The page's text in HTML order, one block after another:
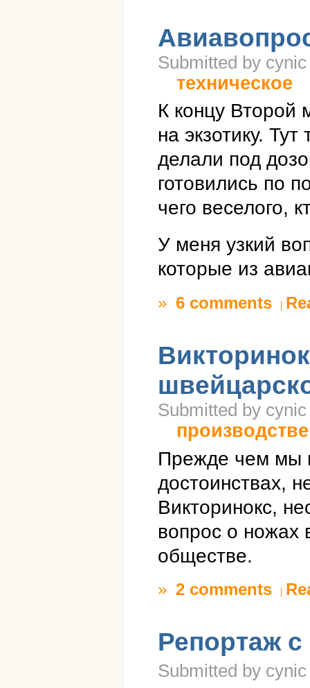
Submitted by
техническое
К концу Второй
на экзотику.
делали под
готовились по
чего веселого,
У меня узкий
которые из
» 6 comments
Submitted by
Прежде чем мы
достоинствах,
Викторинокс,
вопрос о ножах
обществе.
» 2 comments
Репортаж
Submitted by